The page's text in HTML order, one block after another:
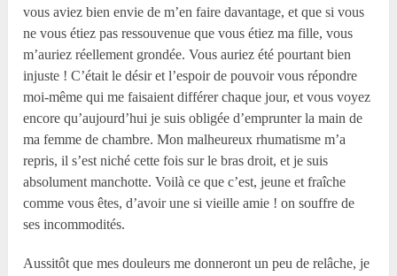
vous aviez bien envie de m’en faire davantage, et que si vous
ne vous étiez pas ressouvenue que vous étiez ma fille, vous
m’auriez réellement grondée. Vous auriez été pourtant bien
injuste ! C’était le désir et l’espoir de pouvoir vous répondre
moi-même qui me faisaient différer chaque jour, et vous voyez
encore qu’aujourd’hui je suis obligée d’emprunter la main de
ma femme de chambre. Mon malheureux rhumatisme m’a
repris, il s’est niché cette fois sur le bras droit, et je suis
absolument manchotte. Voilà ce que c’est, jeune et fraîche
comme vous êtes, d’avoir une si vieille amie ! on souffre de
ses incommodités.
Aussitôt que mes douleurs me donneront un peu de relâche, je